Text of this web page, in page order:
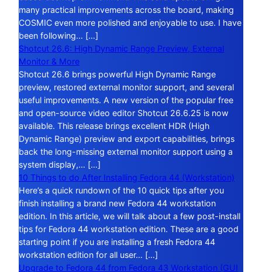
many practical improvements across the board, making
COSMIC even more polished and enjoyable to use. I have
been following… […]
Shotcut 26.6: High Dynamic Range Preview, External
Monitor & More
Shotcut 26.6 brings powerful High Dynamic Range
preview, restored external monitor support, and several
useful improvements. A new version of the popular free
and open-source video editor Shotcut 26.6.25 is now
available. This release brings excellent HDR (High
Dynamic Range) preview and export capabilities, brings
back the long-missing external monitor support using a
system display,… […]
10 Things to do After Installing Fedora 44 (Workstation)
Here’s a quick rundown of the 10 quick tips after you
finish installing a brand new Fedora 44 workstation
edition. In this article, we will talk about a few post-install
tips for Fedora 44 workstation edition. These are a good
starting point if you are installing a fresh Fedora 44
workstation edition for all user… […]
Upgrade to Fedora 44 from Fedora 43 Workstation (GUI